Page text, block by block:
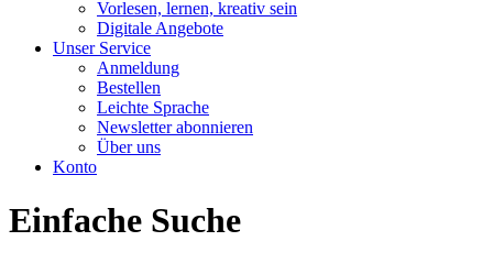
Vorlesen, lernen, kreativ sein
Digitale Angebote
Unser Service
Anmeldung
Bestellen
Leichte Sprache
Newsletter abonnieren
Über uns
Konto
Einfache Suche